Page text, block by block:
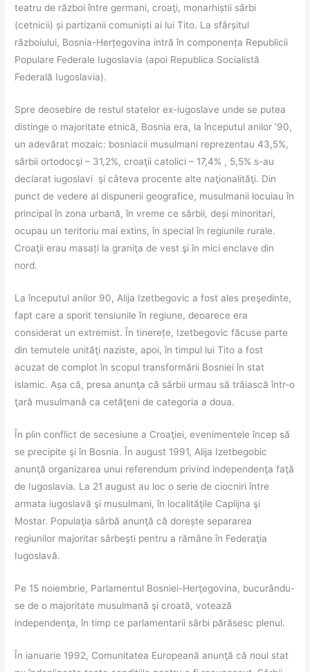
teatru de război între germani, croaţi, monarhiștii sârbi
(cetnicii) și partizanii comuniști ai lui Tito. La sfârșitul
războiului, Bosnia-Herțegovina intră în componența Republicii
Populare Federale Iugoslavia (apoi Republica Socialistă
Federală Iugoslavia).
Spre deosebire de restul statelor ex-iugoslave unde se putea
distinge o majoritate etnică, Bosnia era, la începutul anilor ’90,
un adevărat mozaic: bosniacii musulmani reprezentau 43,5%,
sârbii ortodocşi – 31,2%, croaţii catolici – 17,4% , 5,5% s-au
declarat iugoslavi şi câteva procente alte naţionalităţi. Din
punct de vedere al dispunerii geografice, musulmanii locuiau în
principal în zona urbană, în vreme ce sârbii, deși minoritari,
ocupau un teritoriu mai extins, în special în regiunile rurale.
Croaţii erau masați la graniţa de vest şi în mici enclave din
nord.
La începutul anilor 90, Alija Izetbegovic a fost ales preşedinte,
fapt care a sporit tensiunile în regiune, deoarece era
considerat un extremist. În tinerețe, Izetbegovic făcuse parte
din temutele unităţi naziste, apoi, în timpul lui Tito a fost
acuzat de complot în scopul transformării Bosniei în stat
islamic. Așa că, presa anunţa că sârbii urmau să trăiască într-o
ţară musulmană ca cetăţeni de categoria a doua.
În plin conflict de secesiune a Croaţiei, evenimentele încep să
se precipite şi în Bosnia. În august 1991, Alija Izetbegobic
anunţă organizarea unui referendum privind independenţa faţă
de Iugoslavia. La 21 august au loc o serie de ciocniri între
armata iugoslavă şi musulmani, în localităţile Caplijna şi
Mostar. Populaţia sârbă anunţă că dorește separarea
regiunilor majoritar sârbeşti pentru a rămâne în Federaţia
Iugoslavă.
Pe 15 noiembrie, Parlamentul Bosniei-Herţegovina, bucurându-
se de o majoritate musulmană şi croată, votează
independenţa, în timp ce parlamentarii sârbi părăsesc plenul.
În ianuarie 1992, Comunitatea Europeană anunţă că noul stat